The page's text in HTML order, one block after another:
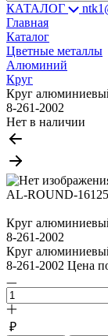
КАТАЛОГ
Главная
Каталог
Цветные металлы
Алюминий
Круг
Круг
8-261-2002
Нет в наличии
AL-ROUND-
Круг
8-261-2002
Круг
8-261-2002 Цена
₽